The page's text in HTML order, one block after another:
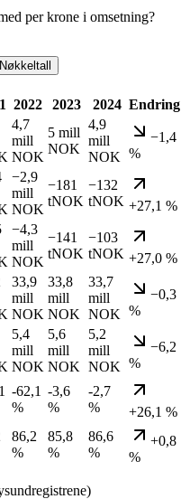
per krone i omsetning?
Nøkkeltall
2022 2023 2024 Endring
4,7
mill
NOK
5 mill
NOK
4,9
mill
NOK
−1,4
%
−2,9
mill
NOK
−181
tNOK
−132
tNOK +27,1 %
−4,3
mill
NOK
−141
tNOK
−103
tNOK +27,0 %
33,9
mill
NOK
33,8
mill
NOK
33,7
mill
NOK
−0,3
%
5,4
mill
NOK
5,6
mill
NOK
5,2
mill
NOK
−6,2
%
-62,1
%
-3,6
%
-2,7
%
+26,1 %
86,2
%
85,8
%
86,6
%
+0,8
%